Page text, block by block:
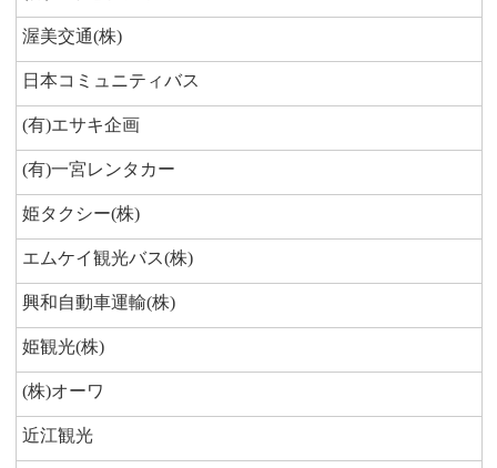
渥美交通(株)
日本コミュニティバス
(有)エサキ企画
(有)一宮レンタカー
姫タクシー(株)
エムケイ観光バス(株)
興和自動車運輸(株)
姫観光(株)
(株)オーワ
近江観光